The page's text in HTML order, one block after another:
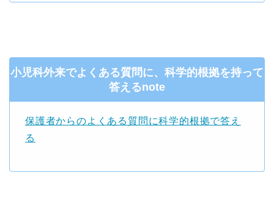
小児科外来でよくある質問に、科学的根拠を持って
答えるnote
保護者からのよくある質問に科学的根拠で答え
る